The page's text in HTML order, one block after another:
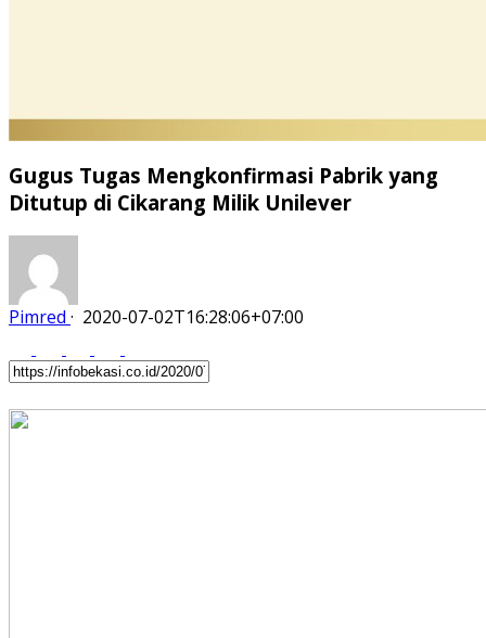
Gugus Tugas Mengkonfirmasi Pabrik yang
Ditutup di Cikarang Milik Unilever
Pimred · 2020-07-02T16:28:06+07:00